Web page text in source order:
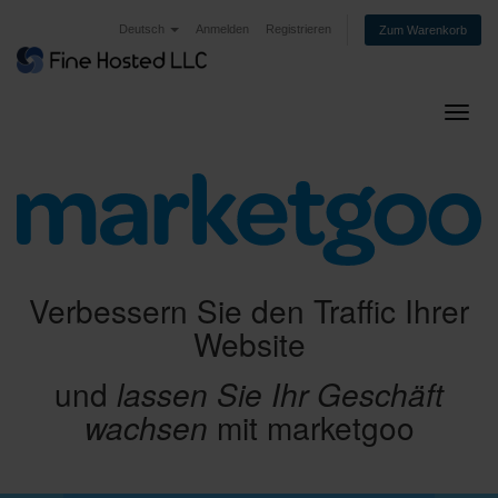
Deutsch Anmelden Registrieren Zum Warenkorb
Verbessern Sie den Traffic Ihrer
Website
und lassen Sie Ihr Geschäft
wachsen mit marketgoo